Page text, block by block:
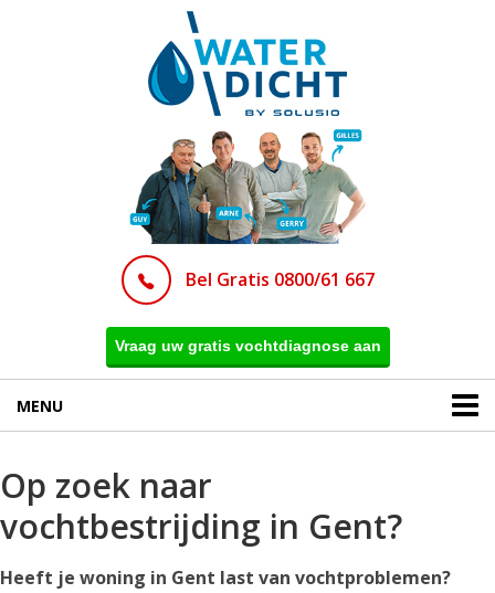
Bel Gratis 0800/61 667
Vraag uw gratis vochtdiagnose aan
MENU
Op zoek naar
vochtbestrijding in Gent?
Heeft je woning in Gent last van vochtproblemen?